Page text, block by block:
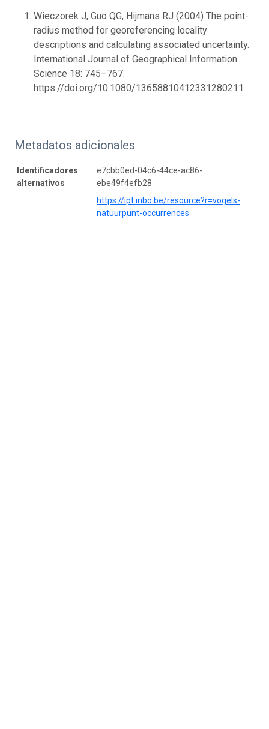
Wieczorek J, Guo QG, Hijmans RJ (2004) The point-
radius method for georeferencing locality
descriptions and calculating associated uncertainty.
International Journal of Geographical Information
Science 18: 745–767.
https://doi.org/10.1080/13658810412331280211
Metadatos adicionales
Identificadores
alternativos
e7cbb0ed-04c6-44ce-ac86-
ebe49f4efb28
https://ipt.inbo.be/resource?r=vogels-
natuurpunt-occurrences